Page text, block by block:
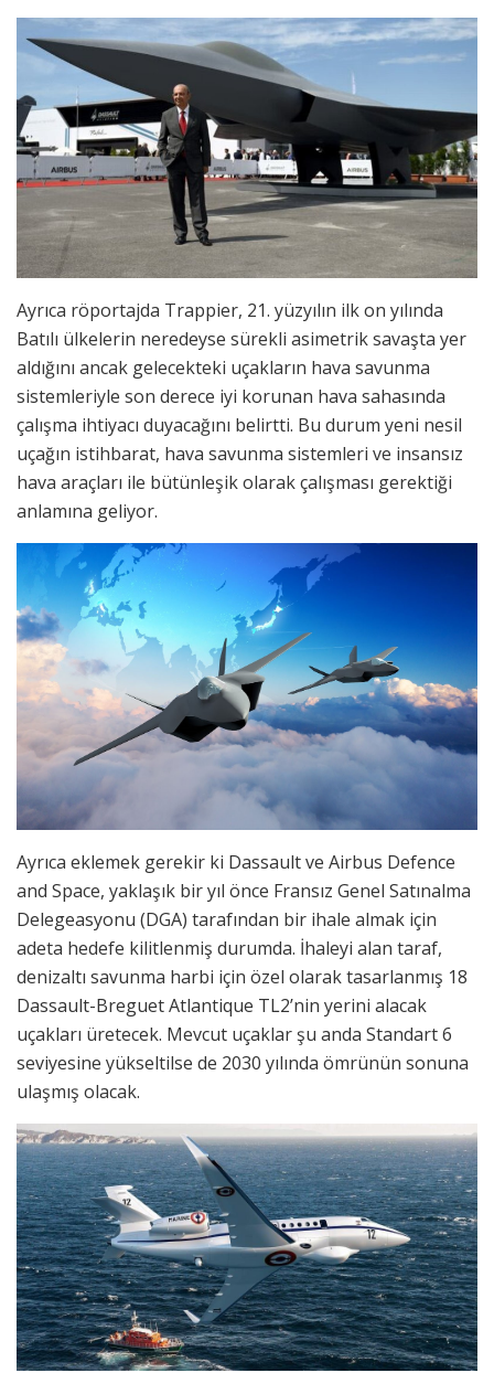
Ayrıca röportajda Trappier, 21. yüzyılın ilk on yılında
Batılı ülkelerin neredeyse sürekli asimetrik savaşta yer
aldığını ancak gelecekteki uçakların hava savunma
sistemleriyle son derece iyi korunan hava sahasında
çalışma ihtiyacı duyacağını belirtti. Bu durum yeni nesil
uçağın istihbarat, hava savunma sistemleri ve insansız
hava araçları ile bütünleşik olarak çalışması gerektiği
anlamına geliyor.
Ayrıca eklemek gerekir ki Dassault ve Airbus Defence
and Space, yaklaşık bir yıl önce Fransız Genel Satınalma
Delegeasyonu (DGA) tarafından bir ihale almak için
adeta hedefe kilitlenmiş durumda. İhaleyi alan taraf,
denizaltı savunma harbi için özel olarak tasarlanmış 18
Dassault-Breguet Atlantique TL2’nin yerini alacak
uçakları üretecek. Mevcut uçaklar şu anda Standart 6
seviyesine yükseltilse de 2030 yılında ömrünün sonuna
ulaşmış olacak.